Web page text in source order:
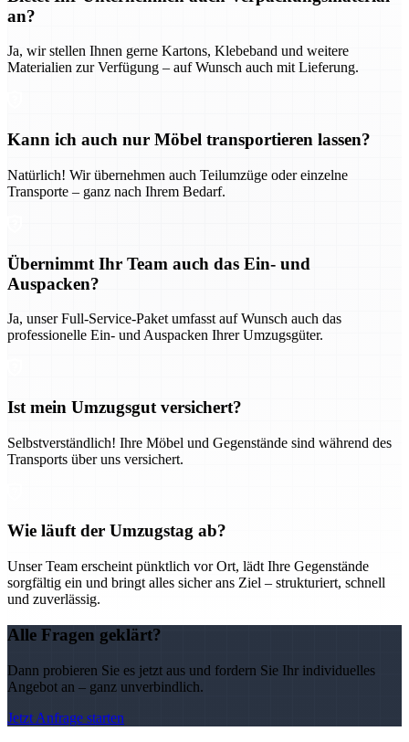
an?
Ja, wir stellen Ihnen gerne Kartons, Klebeband und weitere
Materialien zur Verfügung – auf Wunsch auch mit Lieferung.
Kann ich auch nur Möbel transportieren lassen?
Natürlich! Wir übernehmen auch Teilumzüge oder einzelne
Transporte – ganz nach Ihrem Bedarf.
Übernimmt Ihr Team auch das Ein- und
Auspacken?
Ja, unser Full-Service-Paket umfasst auf Wunsch auch das
professionelle Ein- und Auspacken Ihrer Umzugsgüter.
Ist mein Umzugsgut versichert?
Selbstverständlich! Ihre Möbel und Gegenstände sind während des
Transports über uns versichert.
Wie läuft der Umzugstag ab?
Unser Team erscheint pünktlich vor Ort, lädt Ihre Gegenstände
sorgfältig ein und bringt alles sicher ans Ziel – strukturiert, schnell
und zuverlässig.
Alle Fragen geklärt?
Dann probieren Sie es jetzt aus und fordern Sie Ihr individuelles
Angebot an – ganz unverbindlich.
Jetzt Anfrage starten